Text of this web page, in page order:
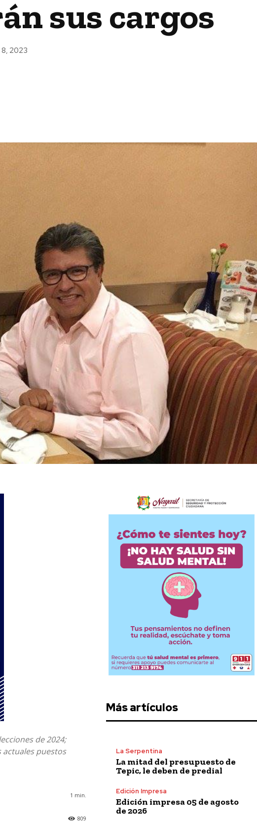
sus cargos
8, 2023
de 2024;
actuales puestos
1 min.
809
Más artículos
La Serpentina
La mitad del presupuesto de
Tepic, le deben de predial
Edición Impresa
Edición impresa 05 de agosto
de 2026